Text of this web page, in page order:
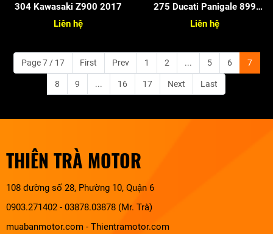
304 Kawasaki Z900 2017
Liên hệ
275 Ducati Panigale 899
2015 Zin
Liên hệ
Page 7 / 17 First Prev 1 2 ... 5 6 7
8 9 ... 16 17 Next Last
THIÊN TRÀ MOTOR
108 đường số 28, Phường 10, Quận 6
0903.271402 - 03878.03878 (Mr. Trà)
muabanmotor.com - Thientramotor.com